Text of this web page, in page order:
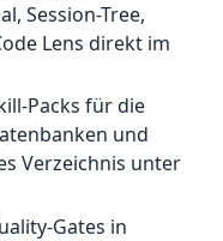
Session-Tree,
Lens direkt im
Packs für die
und
Verzeichnis unter
Gates in